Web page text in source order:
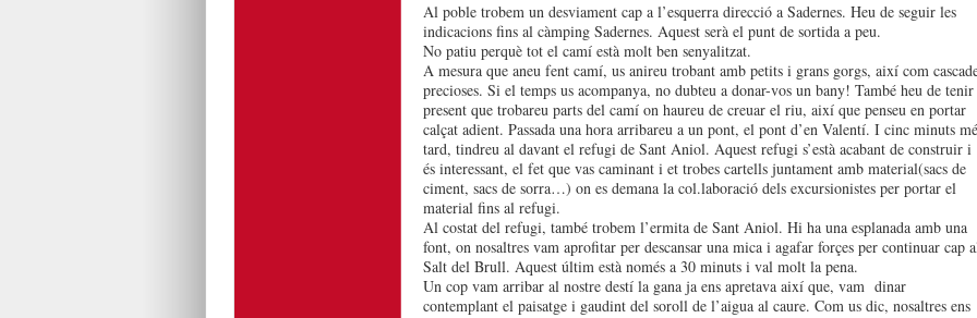
Al poble trobem un desviament cap a l’esquerra direcció a Sadernes. Heu de seguir les
indicacions fins al càmping Sadernes. Aquest serà el punt de sortida a peu.
No patiu perquè tot el camí està molt ben senyalitzat.
A mesura que aneu fent camí, us anireu trobant amb petits i grans gorgs, així com
precioses. Si el temps us acompanya, no dubteu a donar-vos un bany! També heu de tenir
present que trobareu parts del camí on haureu de creuar el riu, així que penseu en portar
calçat adient. Passada una hora arribareu a un pont, el pont d’en Valentí. I cinc minuts
tard, tindreu al davant el refugi de Sant Aniol. Aquest refugi s’està acabant de construir i
és interessant, el fet que vas caminant i et trobes cartells juntament amb material(sacs de
ciment, sacs de sorra…) on es demana la col.laboració dels excursionistes per portar el
material fins al refugi.
Al costat del refugi, també trobem l’ermita de Sant Aniol. Hi ha una esplanada amb una
font, on nosaltres vam aprofitar per descansar una mica i agafar forçes per continuar cap
Salt del Brull. Aquest últim està només a 30 minuts i val molt la pena.
Un cop vam arribar al nostre destí la gana ja ens apretava així que, vam dinar
contemplant el paisatge i gaudint del soroll de l’aigua al caure. Com us dic, nosaltres ens